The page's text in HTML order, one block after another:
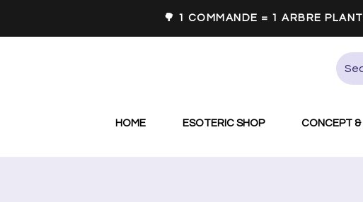
🌳 1 COMMANDE = 1 ARBRE
HOME ESOTERIC SHOP CONCEPT